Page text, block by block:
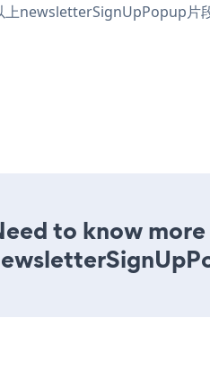
上newsletterSignUpPopup片
to know